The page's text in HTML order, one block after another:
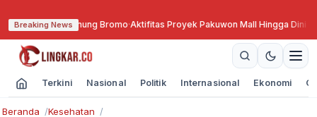
Breaking News
Gunung Bromo·Aktifitas Proyek Pakuwon Mall Hingga Dini Hari,
Terkini Nasional Politik Internasional Ekonomi
Beranda
Kesehatan